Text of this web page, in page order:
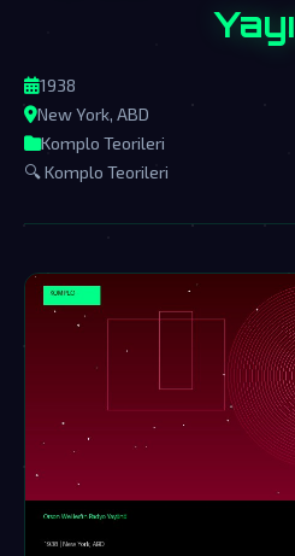
1938
New York, ABD
Komplo Teorileri
🔍 Komplo Teorileri